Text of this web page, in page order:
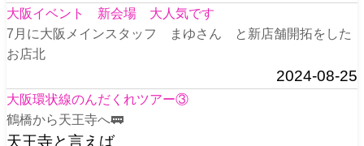
大阪イベント 新会場 大人気です
7月に大阪メインスタッフ まゆさん と新店舗開拓をした
お店北
2024-08-25
大阪環状線のんだくれツアー③
鶴橋から天王寺へ🚃
天王寺と言えば